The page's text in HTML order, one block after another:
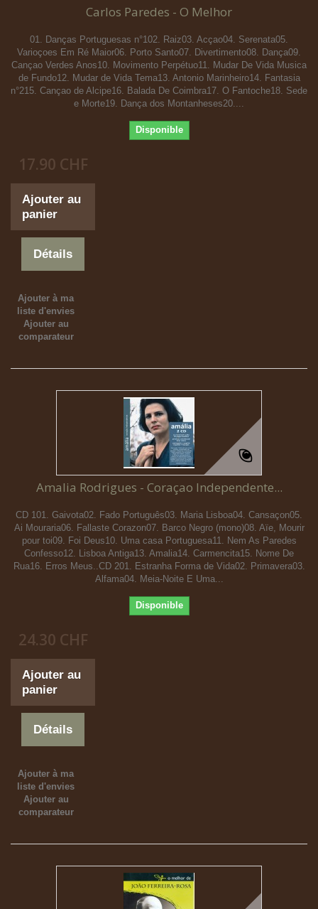
Carlos Paredes - O Melhor
01. Danças Portuguesas n°102. Raiz03. Acçao04. Serenata05.
Varioçoes Em Ré Maior06. Porto Santo07. Divertimento08. Dança09.
Cançao Verdes Anos10. Movimento Perpétuo11. Mudar De Vida Musica
de Fundo12. Mudar de Vida Tema13. Antonio Marinheiro14. Fantasia
n°215. Cançao de Alcipe16. Balada De Coimbra17. O Fantoche18. Sede
e Morte19. Dança dos Montanheses20....
Disponible
17.90 CHF
Ajouter au
panier
Détails
Ajouter à ma
liste d'envies
Ajouter au
comparateur
Amalia Rodrigues - Coraçao Independente...
CD 101. Gaivota02. Fado Português03. Maria Lisboa04. Cansaçon05.
Ai Mouraria06. Fallaste Corazon07. Barco Negro (mono)08. Aïe, Mourir
pour toi09. Foi Deus10. Uma casa Portuguesa11. Nem As Paredes
Confesso12. Lisboa Antiga13. Amalia14. Carmencita15. Nome De
Rua16. Erros Meus..CD 201. Estranha Forma de Vida02. Primavera03.
Alfama04. Meia-Noite E Uma...
Disponible
24.30 CHF
Ajouter au
panier
Détails
Ajouter à ma
liste d'envies
Ajouter au
comparateur